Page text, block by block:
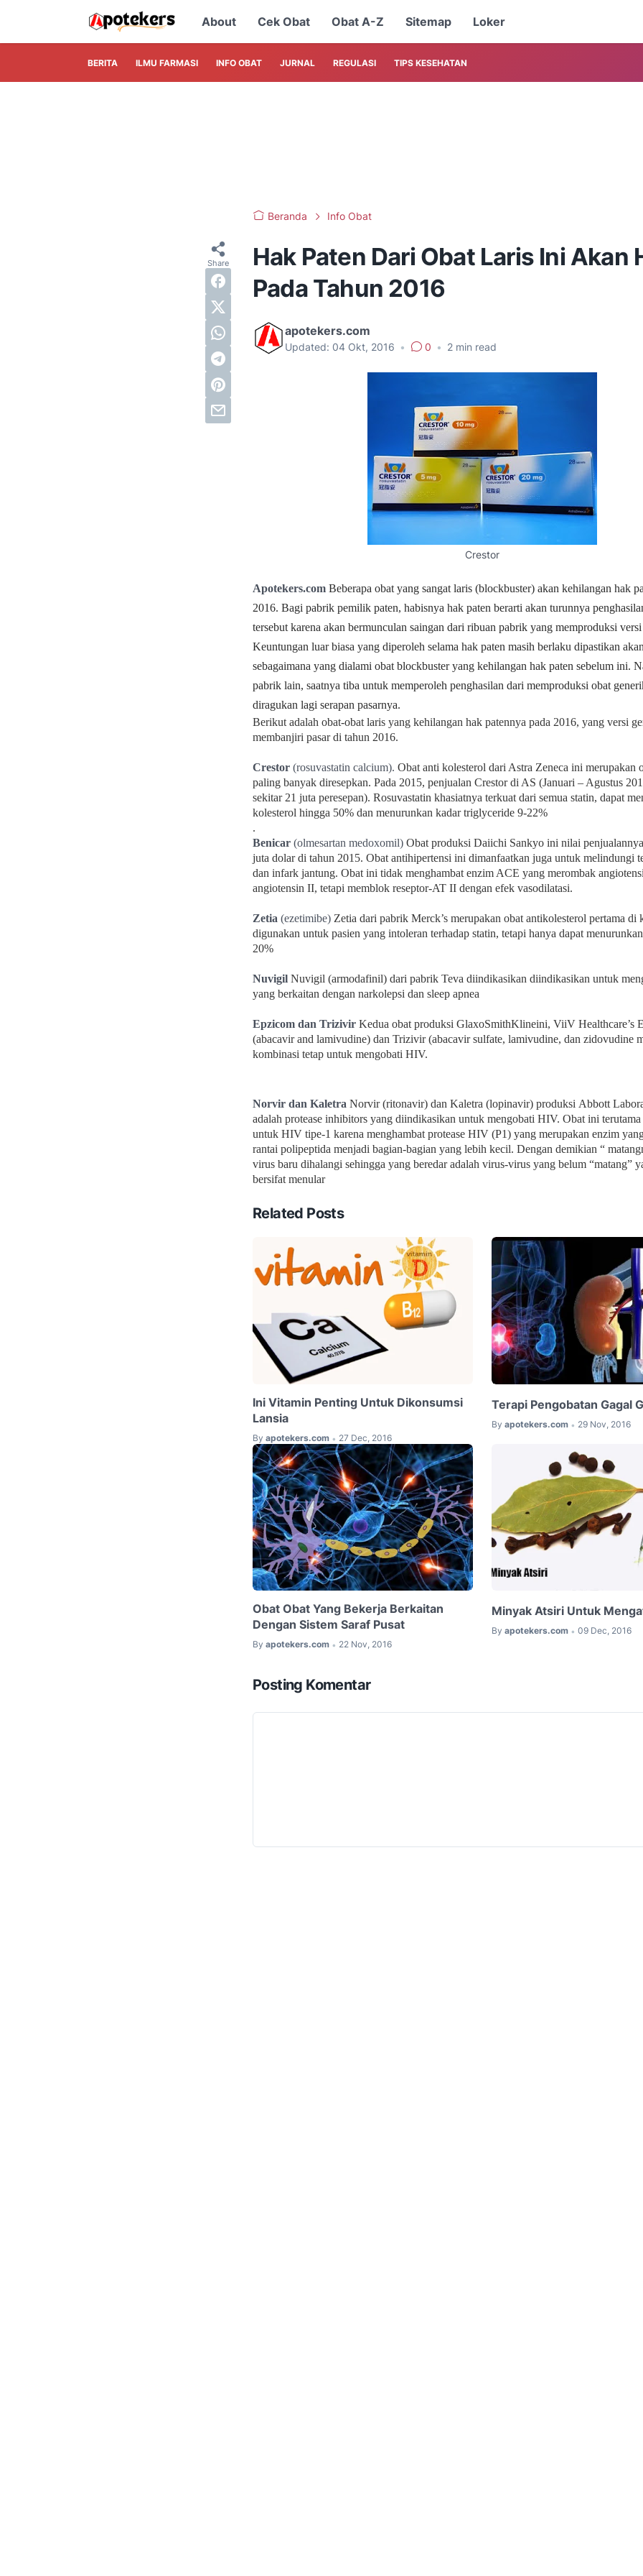
About Cek Obat Obat A-Z Sitemap Loker
BERITA ILMU FARMASI INFO OBAT JURNAL REGULASI TIPS KESEHATAN
Beranda Info Obat
Hak Paten Dari Obat Laris Ini Akan
Pada Tahun 2016
apotekers.com
Updated: 04 Okt, 2016 • 0 • 2 min read
Crestor
Apotekers.com Beberapa obat yang sangat laris (blockbuster) akan kehilangan hak
2016. Bagi pabrik pemilik paten, habisnya hak paten berarti akan turunnya
tersebut karena akan bermunculan saingan dari ribuan pabrik yang memproduksi versi
Keuntungan luar biasa yang diperoleh selama hak paten masih berlaku dipastikan
sebagaimana yang dialami obat blockbuster yang kehilangan hak paten sebelum ini.
pabrik lain, saatnya tiba untuk memperoleh penghasilan dari memproduksi obat
diragukan lagi serapan pasarnya.
Berikut adalah obat-obat laris yang kehilangan hak patennya pada 2016, yang versi
membanjiri pasar di tahun 2016.
Crestor (rosuvastatin calcium). Obat anti kolesterol dari Astra Zeneca ini merupakan
paling banyak diresepkan. Pada 2015, penjualan Crestor di AS (Januari – Agustus
sekitar 21 juta peresepan). Rosuvastatin khasiatnya terkuat dari semua statin, dapat
kolesterol hingga 50% dan menurunkan kadar triglyceride 9-22%
.
Benicar (olmesartan medoxomil) Obat produksi Daiichi Sankyo ini nilai penjualannya
juta dolar di tahun 2015. Obat antihipertensi ini dimanfaatkan juga untuk melindungi
dan infark jantung. Obat ini tidak menghambat enzim ACE yang merombak
angiotensin II, tetapi memblok reseptor-AT II dengan efek vasodilatasi.
Zetia (ezetimibe) Zetia dari pabrik Merck’s merupakan obat antikolesterol pertama di
digunakan untuk pasien yang intoleran terhadap statin, tetapi hanya dapat
20%
Nuvigil Nuvigil (armodafinil) dari pabrik Teva diindikasikan diindikasikan untuk
yang berkaitan dengan narkolepsi dan sleep apnea
Epzicom dan Trizivir Kedua obat produksi GlaxoSmithKlineini, ViiV Healthcare’s
(abacavir and lamivudine) dan Trizivir (abacavir sulfate, lamivudine, dan zidovudine
kombinasi tetap untuk mengobati HIV.
Norvir dan Kaletra Norvir (ritonavir) dan Kaletra (lopinavir) produksi Abbott
adalah protease inhibitors yang diindikasikan untuk mengobati HIV. Obat ini terutama
untuk HIV tipe-1 karena menghambat protease HIV (P1) yang merupakan enzim
rantai polipeptida menjadi bagian-bagian yang lebih kecil. Dengan demikian “
virus baru dihalangi sehingga yang beredar adalah virus-virus yang belum “matang”
bersifat menular
Related Posts
Ini Vitamin Penting Untuk Dikonsumsi
Lansia
By apotekers.com • 27 Dec, 2016
Terapi Pengobatan Gagal
By apotekers.com • 29 Nov, 2016
Obat Obat Yang Bekerja Berkaitan
Dengan Sistem Saraf Pusat
By apotekers.com • 22 Nov, 2016
Minyak Atsiri Untuk
By apotekers.com • 09 Dec, 2016
Posting Komentar